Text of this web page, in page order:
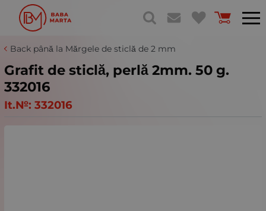
Back până la Mărgele de sticlă de 2 mm
Grafit de sticlă, perlă 2mm. 50 g.
332016
It.№: 332016